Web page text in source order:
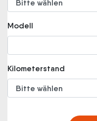
Modell
Kilometerstand